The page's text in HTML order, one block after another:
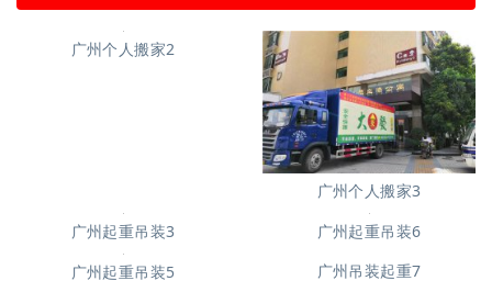
广州个人搬家2
广州个人搬家3
广州起重吊装3
广州起重吊装6
广州起重吊装5
广州吊装起重7